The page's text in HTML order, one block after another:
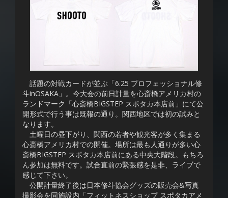
話題の対戦カードが並ぶ「6.25 プロフェッショナル修
斗inOSAKA」。今大会の前日計量を心斎橋アメリカ村の
ランドマーク「心斎橋BIGSTEP スポタカ本店前」にて公
開形式で行う事は既報の通り。関西地区では初の試みと
なります。
土曜日の昼下がり、関西の若者や観光客が多く集まる
心斎橋アメリカ村での開催。場所は最も人通りが多い心
斎橋BIGSTEP スポタカ本店前にある中央大階段。もちろ
ん参加は無料です。試合直前の緊張感を是非、ライブで
感じて下さい。
公開計量終了後は日本修斗協会グッズの販売会&写真
撮影会を同施設内「フィットネスショップ スポタカアメ